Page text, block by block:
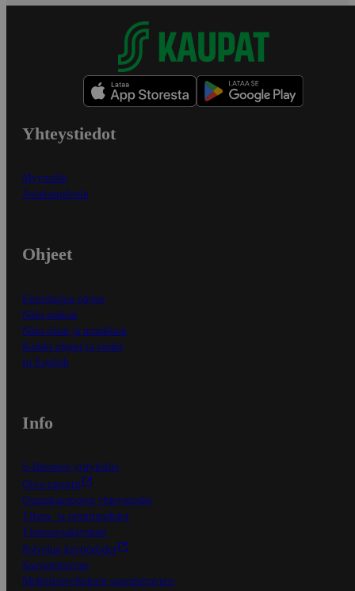
Yhteystiedot
Myymälät
Asiakaspalvelu
Ohjeet
Ensitilaajan ohjeet
Näin maksat
Näin tilaat ja muokkaat
Kaikki ohjeet ja vinkit
In English
Info
S-Business yrityksille
Oiva-raportit
Osuuskauppojen yhteystiedot
Tilaus- ja toimitusehdot
Tietosuojakäytäntö
Palvelun käyttöehdot
Saavutettavuus
Mobiilisovelluksen saavutettavuus